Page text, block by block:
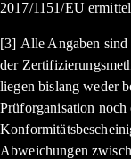
2017/1151/EU
[3] Alle Angaben
der
liegen bislang weder
Prüforganisation
Abweichungen